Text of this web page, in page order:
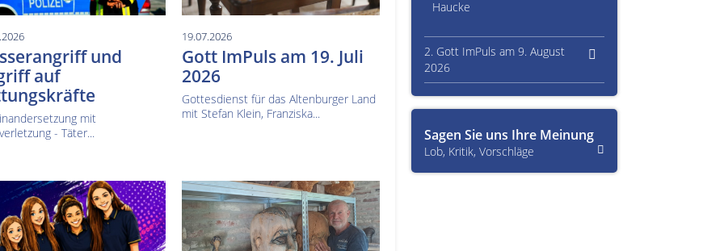
und
auf
mit
- Täter...
19.07.2026
Gott ImPuls am 19. Juli
2026
Gottesdienst für das Altenburger Land
mit Stefan Klein, Franziska...
Haucke
2. Gott ImPuls am 9. August
2026
Sagen Sie uns Ihre Meinung
Lob, Kritik, Vorschläge